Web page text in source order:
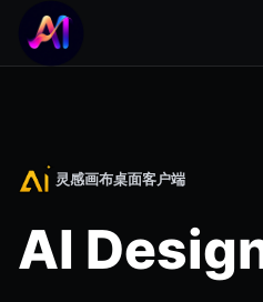
灵感画布桌面客户端
AI